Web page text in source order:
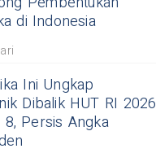
di Indonesia
Ini Ungkap
Dibalik HUT RI 2026
Persis Angka